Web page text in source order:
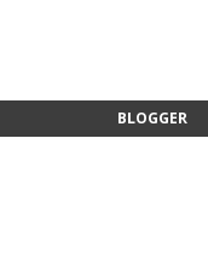
BLOGGER